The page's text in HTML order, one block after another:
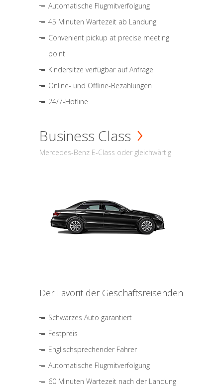
Automatische Flugmitverfolgung
45 Minuten Wartezeit ab Landung
Convenient pickup at precise meeting
point
Kindersitze verfügbar auf Anfrage
Online- und Offline-Bezahlungen
24/7-Hotline
Business Class
Mercedes-Benz E-Class oder gleichwärtig
Der Favorit der Geschäftsreisenden
Schwarzes Auto garantiert
Festpreis
Englischsprechender Fahrer
Automatische Flugmitverfolgung
60 Minuten Wartezeit nach der Landung